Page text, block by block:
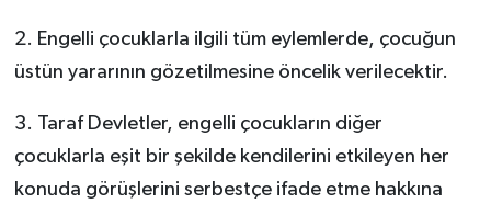
2. Engelli çocuklarla ilgili tüm eylemlerde, çocuğun
üstün yararının gözetilmesine öncelik verilecektir.
3. Taraf Devletler, engelli çocukların diğer
çocuklarla eşit bir şekilde kendilerini etkileyen her
konuda görüşlerini serbestçe ifade etme hakkına